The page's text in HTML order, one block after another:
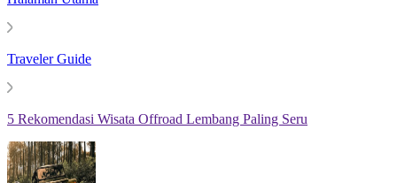
Traveler Guide
5 Rekomendasi Wisata Offroad Lembang Paling Seru